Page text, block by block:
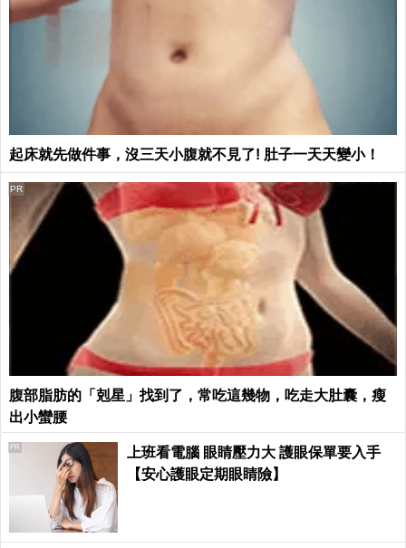
起床就先做件事，沒三天小腹就不見了! 肚子一天天變小！
腹部脂肪的「剋星」找到了，常吃這幾物，吃走大肚囊，瘦
出小蠻腰
PR
上班看電腦 眼睛壓力大 護眼保單要入手
【安心護眼定期眼睛險】
PR